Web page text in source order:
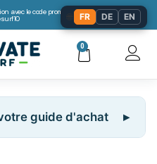
avec le code promo:
0
guide d'achat
FR DE EN